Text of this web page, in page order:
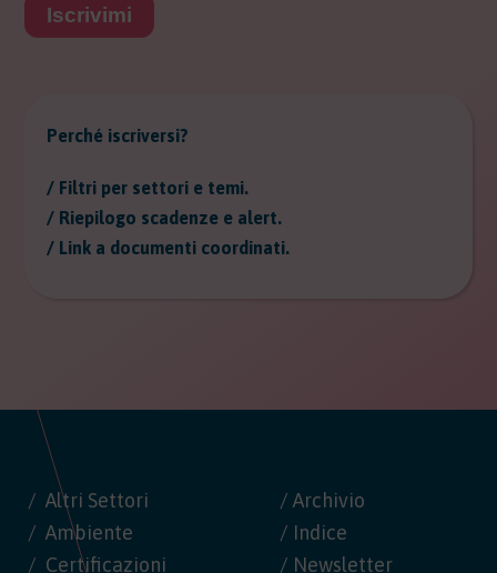
Iscrivimi
Perché iscriversi?
/ Filtri per settori e temi.
/ Riepilogo scadenze e alert.
/ Link a documenti coordinati.
Altri Settori
Ambiente
Certificazioni
/ Archivio
/ Indice
/ Newsletter